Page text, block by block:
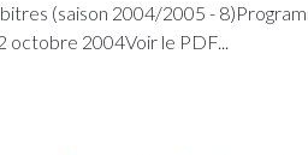
(saison 2004/2005 -
octobre 2004Voir le PDF...